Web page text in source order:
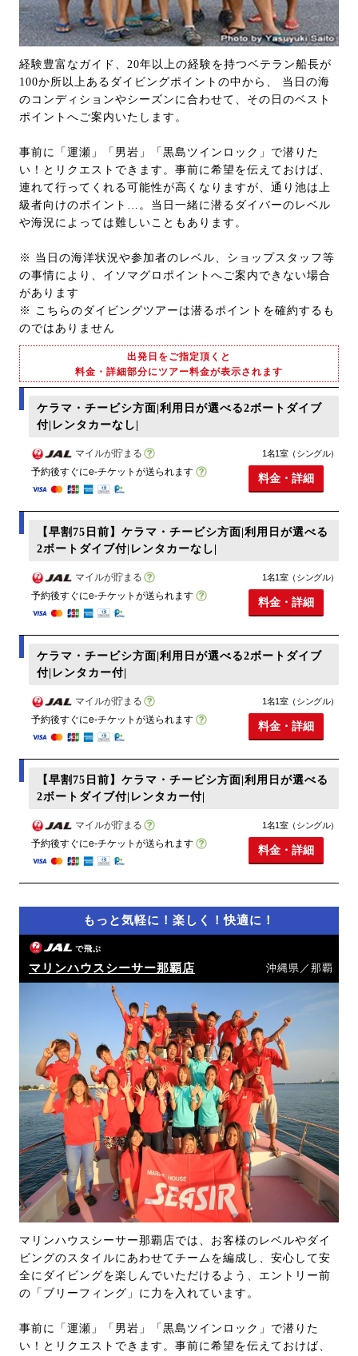
経験豊富なガイド、20年以上の経験を持つベテラン船長が
100か所以上あるダイビングポイントの中から、 当日の海
のコンディションやシーズンに合わせて、その日のベスト
ポイントへご案内いたします。
事前に「運瀬」「男岩」「黒島ツインロック」で潜りた
い！とリクエストできます。事前に希望を伝えておけば、
連れて行ってくれる可能性が高くなりますが、通り池は上
級者向けのポイント…。当日一緒に潜るダイバーのレベル
や海況によっては難しいこともあります。
※ 当日の海洋状況や参加者のレベル、ショップスタッフ等
の事情により、イソマグロポイントへご案内できない場合
があります
※ こちらのダイビングツアーは潜るポイントを確約するも
のではありません
出発日をご指定頂くと
料金・詳細部分にツアー料金が表示されます
ケラマ・チービシ方面|利用日が選べる2ボートダイブ
付|レンタカーなし|
マイルが貯まる
予約後すぐにe-チケットが送られます
1名1室（シングル）
料金・詳細
【早割75日前】ケラマ・チービシ方面|利用日が選べる
2ボートダイブ付|レンタカーなし|
マイルが貯まる
予約後すぐにe-チケットが送られます
1名1室（シングル）
料金・詳細
ケラマ・チービシ方面|利用日が選べる2ボートダイブ
付|レンタカー付|
マイルが貯まる
予約後すぐにe-チケットが送られます
1名1室（シングル）
料金・詳細
【早割75日前】ケラマ・チービシ方面|利用日が選べる
2ボートダイブ付|レンタカー付|
マイルが貯まる
予約後すぐにe-チケットが送られます
1名1室（シングル）
料金・詳細
もっと気軽に！楽しく！快適に！
で飛ぶ
マリンハウスシーサー那覇店 沖縄県／那覇
マリンハウスシーサー那覇店では、お客様のレベルやダイ
ビングのスタイルにあわせてチームを編成し、安心して安
全にダイビングを楽しんでいただけるよう、エントリー前
の「ブリーフィング」に力を入れています。
事前に「運瀬」「男岩」「黒島ツインロック」で潜りた
い！とリクエストできます。事前に希望を伝えておけば、